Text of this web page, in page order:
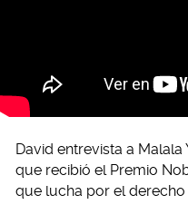
David entrevista a Malala
que recibió el Premio
que lucha por el derecho